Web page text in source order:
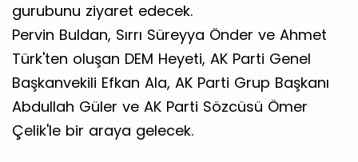
gurubunu ziyaret edecek.
Pervin Buldan, Sırrı Süreyya Önder ve Ahmet
Türk'ten oluşan DEM Heyeti, AK Parti Genel
Başkanvekili Efkan Ala, AK Parti Grup Başkanı
Abdullah Güler ve AK Parti Sözcüsü Ömer
Çelik'le bir araya gelecek.